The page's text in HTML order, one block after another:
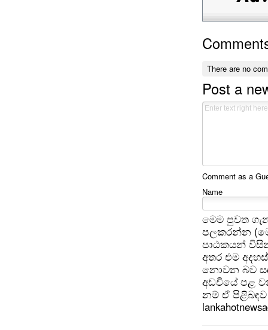
There are no
Post a
Comment as a
Name
මෙම පුවත
පලකරන්න
පාඨකයන්
අතර එම
නොවන බව
අඩවියේ පළ
නම් ඒ පිළිබඳව